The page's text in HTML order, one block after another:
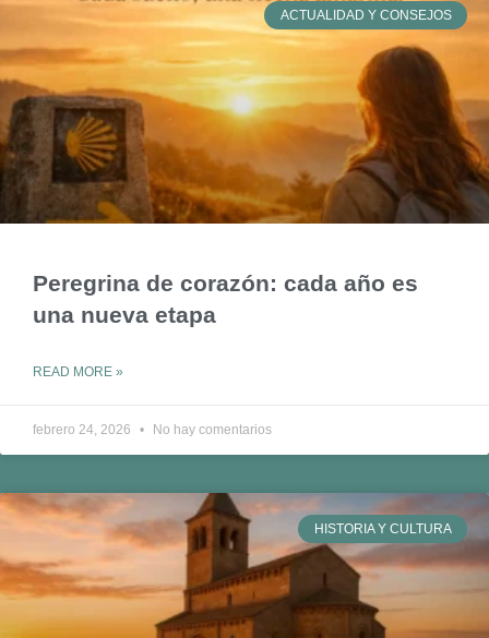
ACTUALIDAD Y CONSEJOS
Peregrina de corazón: cada año es
una nueva etapa
READ MORE »
febrero 24, 2026 No hay comentarios
HISTORIA Y CULTURA